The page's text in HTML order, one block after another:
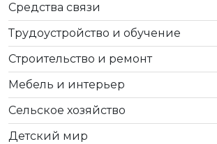
Средства связи
Трудоустройство и обучение
Строительство и ремонт
Мебель и интерьер
Сельское хозяйство
Детский мир